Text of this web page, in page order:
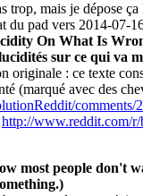
trop, mais je dépose
du pad vers 2014-07-
On What Is
sur ce qui va
originale : ce texte
(marqué avec des
comments/
http://www.reddit.com/
most people don't